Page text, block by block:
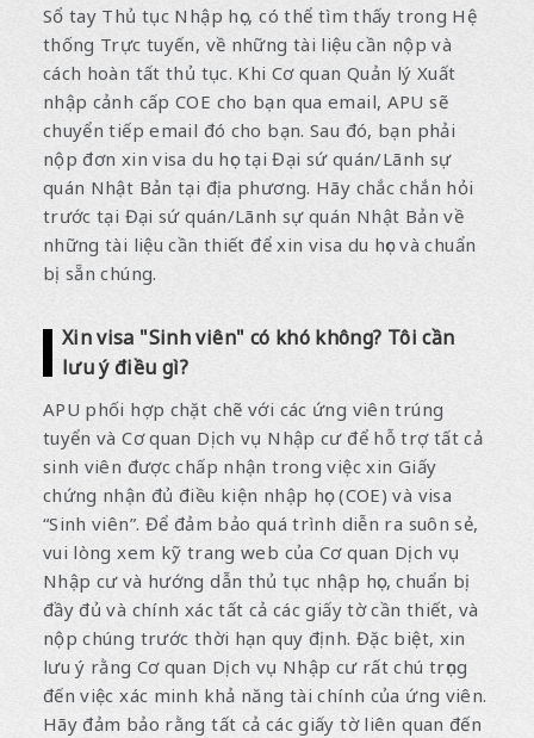
Sổ tay Thủ tục Nhập học, có thể tìm thấy trong Hệ
thống Trực tuyến, về những tài liệu cần nộp và
cách hoàn tất thủ tục. Khi Cơ quan Quản lý Xuất
nhập cảnh cấp COE cho bạn qua email, APU sẽ
chuyển tiếp email đó cho bạn. Sau đó, bạn phải
nộp đơn xin visa du học tại Đại sứ quán/Lãnh sự
quán Nhật Bản tại địa phương. Hãy chắc chắn hỏi
trước tại Đại sứ quán/Lãnh sự quán Nhật Bản về
những tài liệu cần thiết để xin visa du học và chuẩn
bị sẵn chúng.
Xin visa "Sinh viên" có khó không? Tôi cần
lưu ý điều gì?
APU phối hợp chặt chẽ với các ứng viên trúng
tuyển và Cơ quan Dịch vụ Nhập cư để hỗ trợ tất cả
sinh viên được chấp nhận trong việc xin Giấy
chứng nhận đủ điều kiện nhập học (COE) và visa
“Sinh viên”. Để đảm bảo quá trình diễn ra suôn sẻ,
vui lòng xem kỹ trang web của Cơ quan Dịch vụ
Nhập cư và hướng dẫn thủ tục nhập học, chuẩn bị
đầy đủ và chính xác tất cả các giấy tờ cần thiết, và
nộp chúng trước thời hạn quy định. Đặc biệt, xin
lưu ý rằng Cơ quan Dịch vụ Nhập cư rất chú trọng
đến việc xác minh khả năng tài chính của ứng viên.
Hãy đảm bảo rằng tất cả các giấy tờ liên quan đến